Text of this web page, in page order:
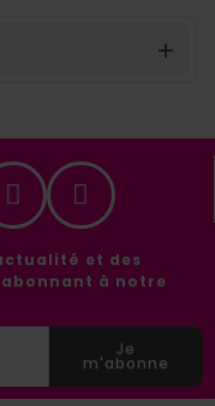

et des
abonnant à notre
Je
m'abonne